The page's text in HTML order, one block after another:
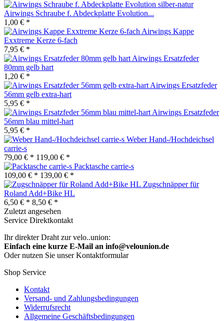
Airwings Schraube f. Abdeckplatte Evolution...
1,00 € *
Airwings Kappe
Exxtreme Kerze 6-fach
7,95 € *
Airwings Ersatzfeder
80mm gelb hart
1,20 € *
Airwings Ersatzfeder
56mm gelb extra-hart
5,95 € *
Airwings Ersatzfeder
56mm blau mittel-hart
5,95 € *
Weber Hand-/Hochdeichsel
carrie-s
79,00 € * 119,00 € *
Packtasche carrie-s
109,00 € * 139,00 € *
Zugschnäpper für
Roland Add+Bike HL
6,50 € * 8,50 € *
Zuletzt angesehen
Service Direktkontakt
Ihr direkter Draht zur velo..union:
Einfach eine kurze E-Mail an info@velounion.de
Oder nutzen Sie unser Kontaktformular
Shop Service
Kontakt
Versand- und Zahlungsbedingungen
Widerrufsrecht
Allgemeine Geschäftsbedingungen